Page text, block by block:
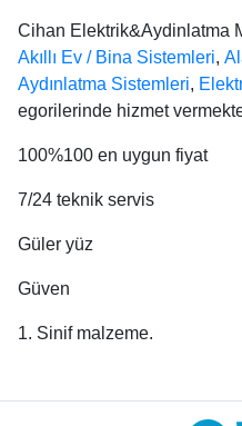
Cihan Elektrik&Aydinlatma
Akıllı Ev / Bina Sistemleri,
Aydınlatma Sistemleri,
egorilerinde hizmet
100%100 en uygun fiyat
7/24 teknik servis
Güler yüz
Güven
1. Sinif malzeme.